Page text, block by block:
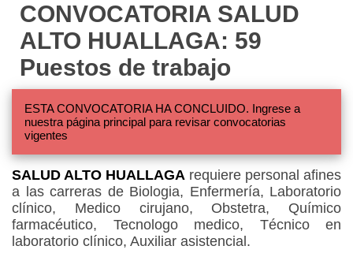
CONVOCATORIA SALUD
ALTO HUALLAGA: 59
Puestos de trabajo
ESTA CONVOCATORIA HA CONCLUIDO. Ingrese a
nuestra página principal para revisar convocatorias
vigentes
SALUD ALTO HUALLAGA requiere personal afines
a las carreras de Biologia, Enfermería, Laboratorio
clínico, Medico cirujano, Obstetra, Químico
farmacéutico, Tecnologo medico, Técnico en
laboratorio clínico, Auxiliar asistencial.